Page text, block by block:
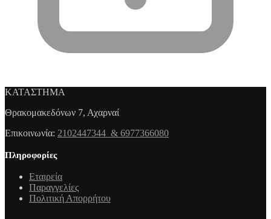
ΚΑΤΑΣΤΗΜΑ
Θρακομακεδόνων 7, Αχαρναί
Επικοινωνία: 2102447344 & 6977366080
Πληροφορίες
Εταιρεία
Παραγγελίες
Πολιτική Απορρήτου